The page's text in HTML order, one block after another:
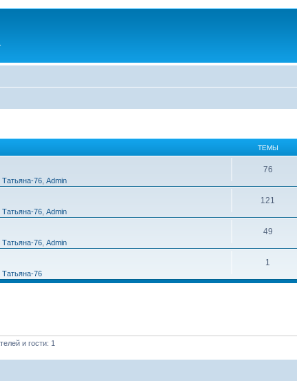
ТЕМЫ
Татьяна-76 Admin
76
Татьяна-76 Admin
121
Татьяна-76 Admin
49
Татьяна-76
1
и гости: 1